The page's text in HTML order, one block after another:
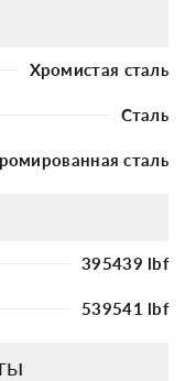
Хромистая сталь
Сталь
сталь
395439 lbf
539541 lbf